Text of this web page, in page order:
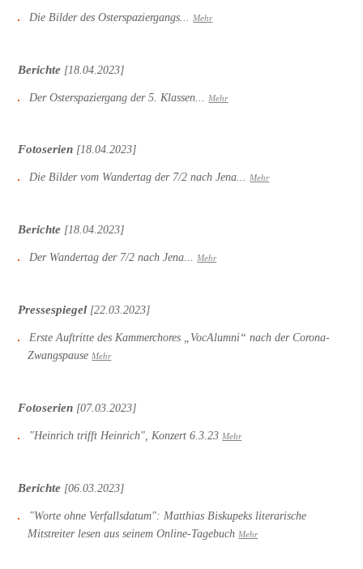
Die Bilder des Osterspaziergangs... Mehr
Berichte [18.04.2023]
Der Osterspaziergang der 5. Klassen... Mehr
Fotoserien [18.04.2023]
Die Bilder vom Wandertag der 7/2 nach Jena... Mehr
Berichte [18.04.2023]
Der Wandertag der 7/2 nach Jena... Mehr
Pressespiegel [22.03.2023]
Erste Auftritte des Kammerchores „VocAlumni“ nach der Corona-
Zwangspause Mehr
Fotoserien [07.03.2023]
"Heinrich trifft Heinrich", Konzert 6.3.23 Mehr
Berichte [06.03.2023]
"Worte ohne Verfallsdatum": Matthias Biskupeks literarische
Mitstreiter lesen aus seinem Online-Tagebuch Mehr